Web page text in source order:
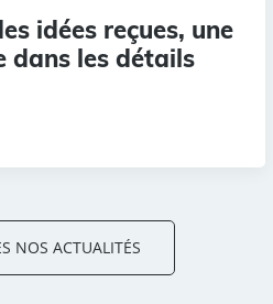
idées reçues, une
dans les détails
NOS ACTUALITÉS